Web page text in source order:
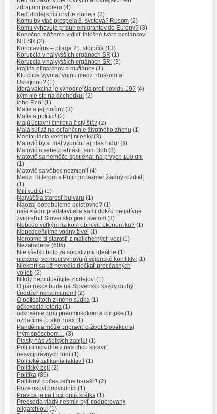
zdrapom papiera (4)
Keď zlodej kričí chyťte zlodeja (3)
Komu by viac prospela 3. svetová? Rusom (2)
Komu vyhovuje prísun emigrantov do Európy? (3)
Konečne môžeme vidieť falošné tváre poslancov
NR SR (2)
Koronavírus – pliaga 21. storočia (13)
Korupcia v najvyšších orgánoch SR (1)
Korupcia v najvyšších orgánoch SR! (3)
krajina oligarchov a mafiánov (1)
Kto chce vyvolať vojnu medzi Ruskom a
Ukrajinou? (1)
ktorá vakcína je výhodnejšia proti covidu-19? (4)
kým nie ste na dôchodku! (2)
lebo Fico! (1)
Mafia a jej zločiny (3)
Mafia a politici! (2)
Majú ústavní činitelia čistý štít? (2)
Malá súťaž na odľahčenie životného zhonu (1)
Manipulácia verejnej mienky (3)
Matovič by si mal vypočuť aj hlas ľudu! (6)
Matovič o sebe prehlásil: som Boh (8)
Matovič sa nemôže spoliehať na prvých 100 dni
(1)
Matovič sa vôbec nezmenil (4)
Medzi Hitlerom a Putinom takmer žiadny rozdiel!
(1)
Milí vodiči (1)
Najväčšia starosť bulváru (1)
Naozaj potrebujeme poisťovne? (1)
naši vládni predstavitelia sami dokžu negatívne
zviditeľniť Slovensko pred svetom (3)
Nebude veľkým rizikom obnoviť ekonomiku? (1)
Nepodceňujme vodny živel (1)
Nerobme si starosti z malicherných vecí (1)
Nezaradené (605)
Nie všetko bolo za socializmu ideálne (1)
niektorej veľmoci vyhovujú vojenské konflikty! (1)
Niektorí sa už nevedia dočkať predčasných
volieb (2)
Nikdy nepodceňujte zlodejov! (1)
O pár rokov bude na Slovensku každy druhý
tínedžer narkomanom! (2)
O policajtoch z iného súdka (1)
očkovacia lotéria (1)
očkovanie proti pneumokokom a chrípke (1)
označime to ako hoax (1)
Pandémia môže pripraviť o život Slovákov aj
iným spôsobom… (3)
Plasty nás všetkých zabijú! (1)
Politici očividne z nás chcú spraviť
nesvojprávnych ľudí (1)
Politické zatĺkanie faktov ! (1)
Politický boj! (2)
Politika (85)
Politikovi občas začne harašiť! (2)
Pozemkoví podvodníci (1)
Pravica je na Fica príliš krátka (1)
Predseda vlády nesmie byť podporovaný
oligarchiou! (1)